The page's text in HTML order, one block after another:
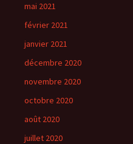
mai 2021
février 2021
janvier 2021
décembre 2020
novembre 2020
octobre 2020
août 2020
juillet 2020